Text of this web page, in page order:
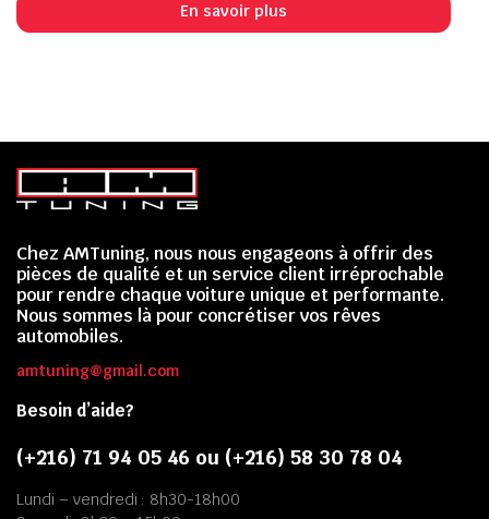
En savoir plus
Chez AMTuning, nous nous engageons à offrir des
pièces de qualité et un service client irréprochable
pour rendre chaque voiture unique et performante.
Nous sommes là pour concrétiser vos rêves
automobiles.
amtuning@gmail.com
Besoin d’aide?
(+216) 71 94 05 46 ou (+216) 58 30 78 04
Lundi – vendredi : 8h30-18h00